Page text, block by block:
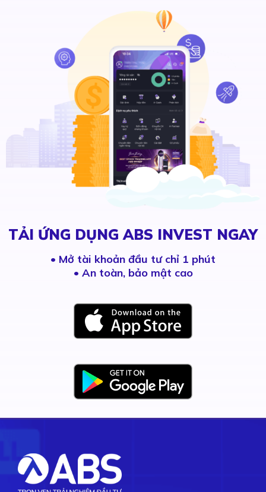
TẢI ỨNG DỤNG ABS INVEST NGAY
• Mở tài khoản đầu tư chỉ 1 phút
• An toàn, bảo mật cao